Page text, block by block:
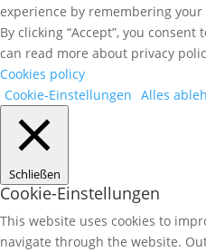
experience by remembering
By clicking “Accept”, you consent
can read more about privacy
Cookies policy
Cookie-Einstellungen Alles
Schließen
Cookie-Einstellungen
This website uses cookies to
navigate through the website.